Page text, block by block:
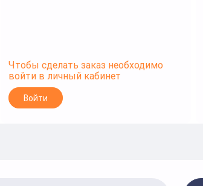
Чтобы сделать заказ необходимо
войти в личный кабинет
Войти